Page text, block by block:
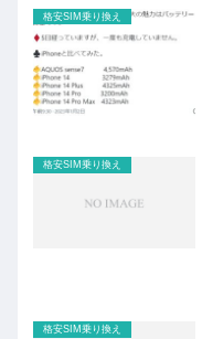
格安SIM乗り換え
格安SIM乗り換え
格安SIM乗り換え